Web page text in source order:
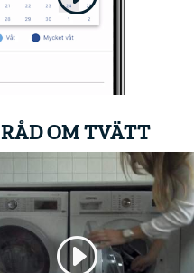
RÅD OM TVÄTT